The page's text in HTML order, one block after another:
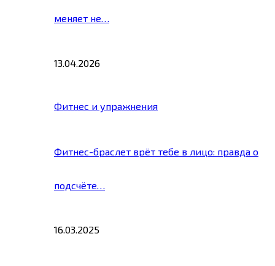
меняет не…
13.04.2026
Фитнес и упражнения
Фитнес-браслет врёт тебе в лицо: правда о
подсчёте…
16.03.2025